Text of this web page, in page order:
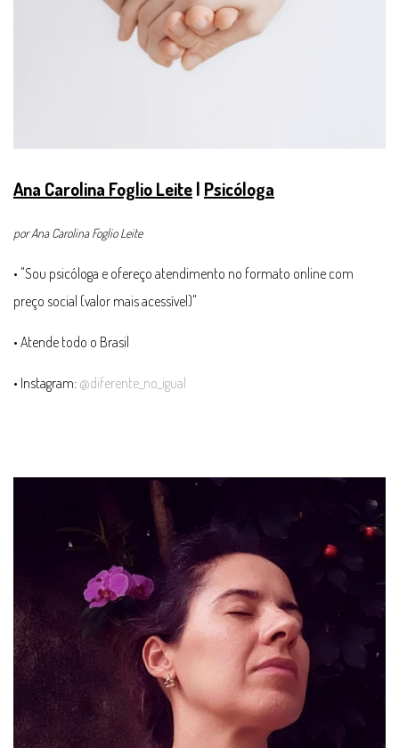
Ana Carolina Foglio Leite| Psicóloga
por Ana Carolina Foglio Leite
• "Sou psicóloga e ofereço atendimento no formato online com
preço social (valor mais acessível)"
• Atende todo o Brasil
• Instagram: @diferente_no_igual